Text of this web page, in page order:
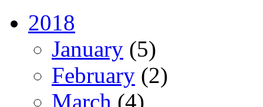
2018
January (5)
February (2)
March (4)